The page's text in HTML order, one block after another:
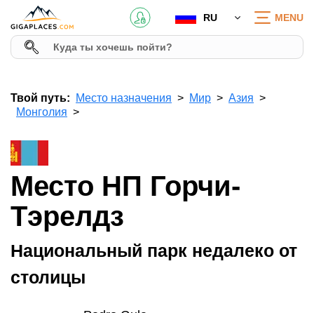
RU MENU
Твой путь: Место назначения Мир
Азия
Монголия
Место НП Горчи-
Тэрелдз
Национальный парк недалеко от
столицы